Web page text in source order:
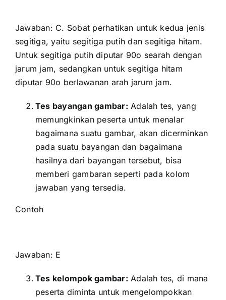
Jawaban: C. Sobat perhatikan untuk kedua jenis
segitiga, yaitu segitiga putih dan segitiga hitam.
Untuk segitiga putih diputar 90o searah dengan
jarum jam, sedangkan untuk segitiga hitam
diputar 90o berlawanan arah jarum jam.
Tes bayangan gambar: Adalah tes, yang
memungkinkan peserta untuk menalar
bagaimana suatu gambar, akan dicerminkan
pada suatu bayangan dan bagaimana
hasilnya dari bayangan tersebut, bisa
memberi gambaran seperti pada kolom
jawaban yang tersedia.
Contoh
Jawaban: E
Tes kelompok gambar: Adalah tes, di mana
peserta diminta untuk mengelompokkan